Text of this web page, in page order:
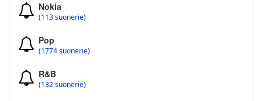
Nokia
(113 suonerie)
Pop
(1774 suonerie)
R&B
(132 suonerie)